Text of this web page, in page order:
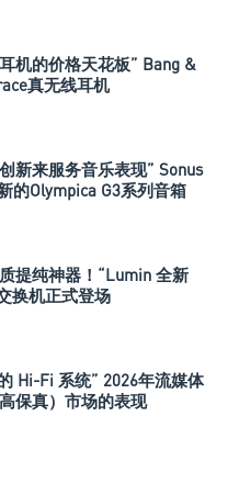
机的价格天花板” Bang &
真无线耳机
新来服务音乐表现” Sonus
的Olympica G3系列音箱
提纯神器！“Lumin 全新
换机正式登场
Hi-Fi 系统” 2026年流媒体
保真）市场的表现